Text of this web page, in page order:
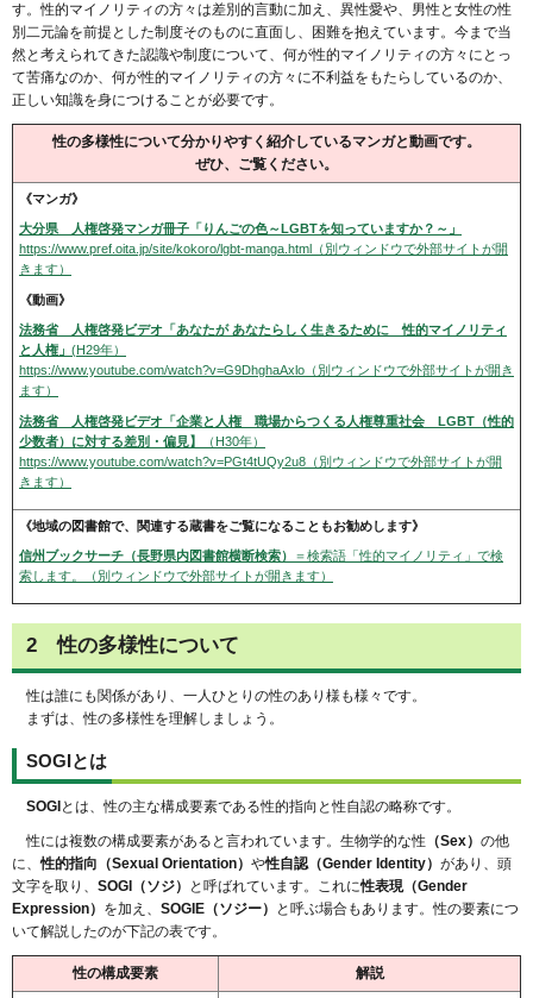
す。性的マイノリティの方々は差別的言動に加え、異性愛や、男性と女性の性
別二元論を前提とした制度そのものに直面し、困難を抱えています。今まで当
然と考えられてきた認識や制度について、何が性的マイノリティの方々にとっ
て苦痛なのか、何が性的マイノリティの方々に不利益をもたらしているのか、
正しい知識を身につけることが必要です。
性の多様性について分かりやすく紹介しているマンガと動画です。
ぜひ、ご覧ください。
《マンガ》
大分県 人権啓発マンガ冊子「りんごの色～LGBTを知っていますか？～」
https://www.pref.oita.jp/site/kokoro/lgbt-manga.html（別ウィンドウで外部サイトが開
きます）
《動画》
法務省 人権啓発ビデオ「あなたが あなたらしく生きるために 性的マイノリティ
と人権」 (H29年）
https://www.youtube.com/watch?v=G9DhghaAxlo（別ウィンドウで外部サイトが開き
ます）
法務省 人権啓発ビデオ「企業と人権 職場からつくる人権尊重社会 LGBT（性的
少数者）に対する差別・偏見】
（H30年）
https://www.youtube.com/watch?v=PGt4tUQy2u8（別ウィンドウで外部サイトが開
きます）
《地域の図書館で、関連する蔵書をご覧になることもお勧めします》
信州ブックサーチ（長野県内図書館横断検索）
＝検索語「性的マイノリティ」で検
索します。（別ウィンドウで外部サイトが開きます）
2 性の多様性について
性は誰にも関係があり、一人ひとりの性のあり様も様々です。
まずは、性の多様性を理解しましょう。
SOGIとは
SOGI とは、性の主な構成要素である性的指向と性自認の略称です。
性には複数の構成要素があると言われています。生物学的な性 （Sex） の他
に、性的指向（Sexual Orientation） や性自認（Gender Identity） があり、頭
文字を取り、 SOGI（ソジ） と呼ばれています。これに性表現（Gender
Expression） を加え、 SOGIE（ソジー）
と呼ぶ場合もあります。性の要素につ
いて解説したのが下記の表です。
性の構成要素 解説